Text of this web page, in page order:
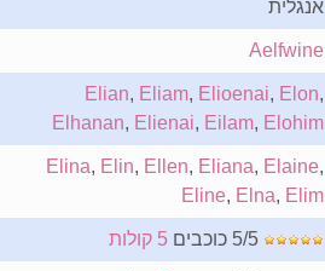
אנגלית
Aelfwine
Elian ,Eliam ,Elioenai ,Elon
Elhanan ,Elienai ,Eilam ,Elohim
Elina ,Elin ,Ellen ,Eliana ,Elaine
Eline ,Elna ,Elim
5/5 כוכבים 5 קולות